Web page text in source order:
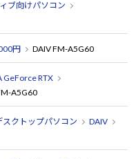
ブ向けパソコン
円 DAIV FM-A5G60
GeForce RTX
A5G60
スクトップパソコン
DAIV